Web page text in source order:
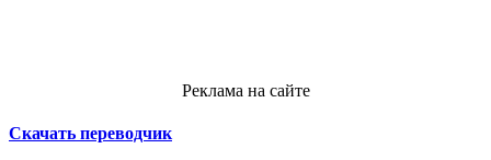
Реклама на сайте
Скачать переводчик